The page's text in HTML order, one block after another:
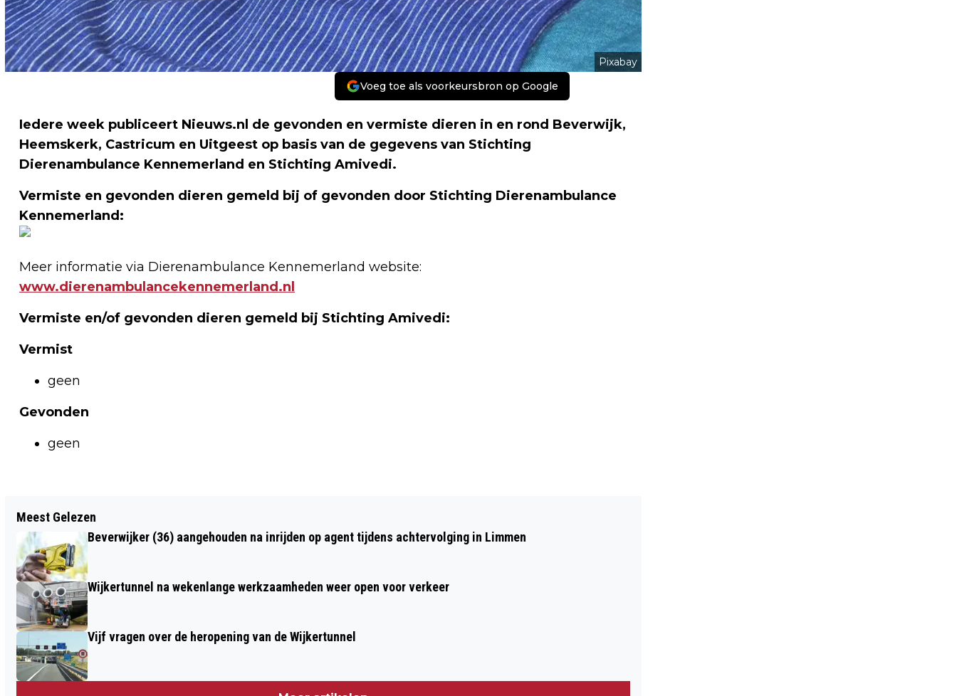
Pixabay
Voeg toe als voorkeursbron op Google
Iedere week publiceert Nieuws.nl de gevonden en vermiste dieren in en rond Beverwijk,
Heemskerk, Castricum en Uitgeest op basis van de gegevens van Stichting
Dierenambulance Kennemerland en Stichting Amivedi.
Vermiste en gevonden dieren gemeld bij of gevonden door Stichting Dierenambulance
Kennemerland:
Meer informatie via Dierenambulance Kennemerland website:
www.dierenambulancekennemerland.nl
Vermiste en/of gevonden dieren gemeld bij Stichting Amivedi:
Vermist
geen
Gevonden
geen
TWEEHONDERD JAAR BRANDWEER
HEEMSKERK #4 ‘BRAND ZIEKENHUIS
HEEMSKERK IN 1973’
GUNFACTOR
Meest Gelezen
Beverwijker (36) aangehouden na inrijden op agent tijdens achtervolging in Limmen
Wijkertunnel na wekenlange werkzaamheden weer open voor verkeer
Vijf vragen over de heropening van de Wijkertunnel